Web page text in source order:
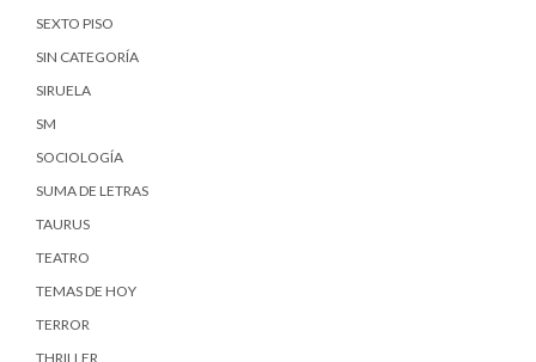
SEXTO PISO
SIN CATEGORÍA
SIRUELA
SM
SOCIOLOGÍA
SUMA DE LETRAS
TAURUS
TEATRO
TEMAS DE HOY
TERROR
THRILLER